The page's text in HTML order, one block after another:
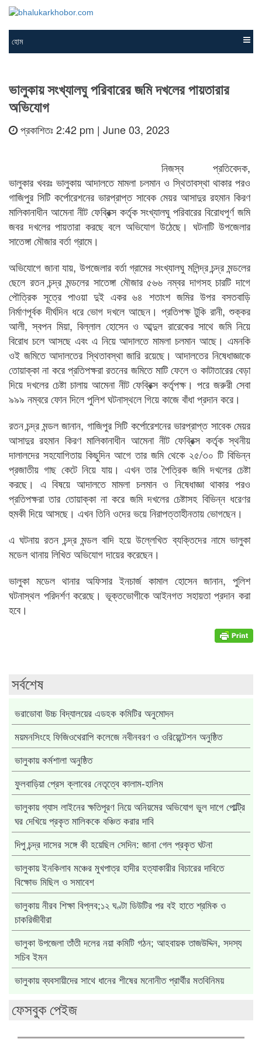
হোম
ভালুকায় সংখ্যালঘু পরিবারের জমি দখলের পায়তারার
অভিযোগ
প্রকাশিতঃ 2:42 pm | June 03, 2023
নিজস্ব প্রতিবেদক,
ভালুকার খবরঃ ভালুকায় আদালতে মামলা চলমান ও স্থিতাবস্থা থাকার পরও
গাজিপুর সিটি কর্পোরেশনের ভারপ্রাপ্ত সাবেক মেয়র আসাদুর রহমান কিরণ
মালিকানাধীন আমেনা নীট ফেব্রিক্স কর্তৃক সংখ্যালঘু পরিবারের বিরোধপূর্ণ জমি
জবর দখলের পায়তারা করছে বলে অভিযোগ উঠেছে। ঘটনাটি উপজেলার
সাতেঙ্গা মৌজার বর্তা গ্রামে।
অভিযোগে জানা যায়, উপজেলার বর্তা গ্রামের সংখ্যালঘু মলিন্দ্র চন্দ্র মন্ডলের
ছেলে রতন চন্দ্র মন্ডলের সাতেঙ্গা মৌজার ৫৬৬ নম্বর দাগসহ চারটি দাগে
পৌত্রিক সূত্রে পাওয়া দুই একর ৬৪ শতাংশ জমির উপর বসতবাড়ি
নির্মাণপূর্বক দীর্ঘদিন ধরে ভোগ দখলে আছেন। প্রতিপক্ষ টুকি রানী, শুক্কর
আলী, স্বপন মিয়া, বিল্লাল হোসেন ও আব্দুল রারেকের সাথে জমি নিয়ে
বিরোধ চলে আসছে এবং এ নিয়ে আদালতে মামলা চলমান আছে। এমনকি
ওই জমিতে আদালতের স্থিতাবস্থা জারি রয়েছে। আদালতের নিষেধাজ্ঞাকে
তোয়াক্কা না করে প্রতিপক্ষরা রতনের জমিতে মাটি ফেলে ও কাটাতারের বেড়া
দিয়ে দখলের চেষ্টা চালায় আমেনা নীট ফেব্রিক্স কর্তৃপক্ষ। পরে জরুরী সেবা
৯৯৯ নম্বরে ফোন দিলে পুলিশ ঘটনাস্থলে গিয়ে কাজে বাঁধা প্রদান করে।
রতন চন্দ্র মন্ডল জানান, গাজিপুর সিটি কর্পোরেশনের ভারপ্রাপ্ত সাবেক মেয়র
আসাদুর রহমান কিরণ মালিকানাধীন আমেনা নীট ফেব্রিক্স কর্তৃক স্থনীয়
দালালদের সহযোগিতায় কিছুদিন আগে তার জমি থেকে ২৫/৩০ টি বিভিন্ন
প্রজাতীয় গাছ কেটে নিয়ে যায়। এখন তার পৈত্রিক জমি দখলের চেষ্টা
করছে। এ বিষয়ে আদালতে মামলা চলমান ও নিষেধাজ্ঞা থাকার পরও
প্রতিপক্ষরা তার তোয়াক্কা না করে জমি দখলের চেষ্টাসহ বিভিন্ন ধরেণর
হুমকী দিয়ে আসছে। এখন তিনি ওদের ভয়ে নিরাপত্তাহীনতায় ভোগছেন।
এ ঘটনায় রতন চন্দ্র মন্ডল বাদি হয়ে উল্লেখিত ব্যক্তিদের নামে ভালুকা
মডেল থানায় লিখিত অভিযোগ দায়ের করেছেন।
ভালুকা মডেল থানার অফিসার ইনচার্জ কামাল হোসেন জানান, পুলিশ
ঘটনাস্থল পরিদর্শণ করেছে। ভূক্তভোগীকে আইনগত সহায়তা প্রদান করা
হবে।
সর্বশেষ
ভরাডোবা উচ্চ বিদ্যালয়ের এডহক কমিটির অনুমোদন
ময়মনসিংহে ফিজিওথেরাপি কলেজে নবীনবরণ ও ওরিয়েন্টেশন অনুষ্ঠিত
ভালুকায় কর্মশালা অনুষ্ঠিত
ফুলবাড়িয়া প্রেস ক্লাবের নেতৃত্বে কালাম-হালিম
ভালুকায় গ্যাস লাইনের ক্ষতিপূরণ নিয়ে অনিয়মের অভিযোগ ভুল দাগে পোল্ট্রি
ঘর দেখিয়ে প্রকৃত মালিককে বঞ্চিত করার দাবি
দিপু চন্দ্র দাসের সঙ্গে কী হয়েছিল সেদিন: জানা গেল প্রকৃত ঘটনা
ভালুকায় ইনকিলাব মঞ্চের মুখপাত্র হাদীর হত্যাকারীর বিচারের দাবিতে
বিক্ষোভ মিছিল ও সমাবেশ
ভালুকায় নীরব শিক্ষা বিপ্লব;১২ ঘণ্টা ডিউটির পর বই হাতে শ্রমিক ও
চাকরিজীবীরা
ভালুকা উপজেলা তাঁতী দলের নয়া কমিটি গঠন; আহবায়ক তাজউদ্দিন, সদস্য
সচিব ইমন
ভালুকায় ব্যবসায়ীদের সাথে ধানের শীষের মনোনীত প্রার্থীর মতবিনিময়
ফেসবুক পেইজ